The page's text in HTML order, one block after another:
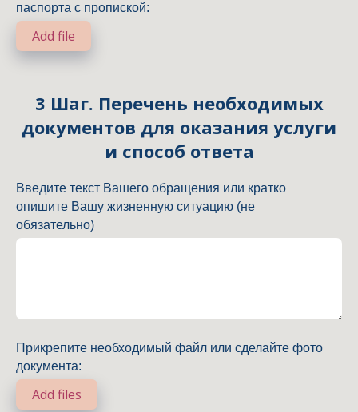
паспорта с пропиской:
Add file
3 Шаг. Перечень необходимых
документов для оказания услуги
и способ ответа
Введите текст Вашего обращения или кратко
опишите Вашу жизненную ситуацию (не
обязательно)
Прикрепите необходимый файл или сделайте фото
документа:
Add files